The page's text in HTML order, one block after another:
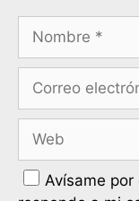
Avísame